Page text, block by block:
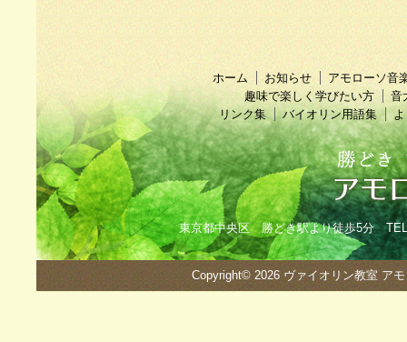
ホーム お知らせ
アモローソ音
趣味で楽しく学びたい方
音
リンク集
バイオリン用語集
東京都中央区 勝どき駅より徒歩5分
Copyright© 2026 ヴァイオリン教室 ア